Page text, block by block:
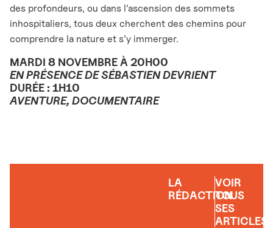
des profondeurs, ou dans l’ascension des sommets
inhospitaliers, tous deux cherchent des chemins pour
comprendre la nature et s’y immerger.
MARDI 8 NOVEMBRE À 20H00
EN PRÉSENCE DE SÉBASTIEN DEVRIENT
DURÉE : 1H10
AVENTURE, DOCUMENTAIRE
LA
RÉDACTION
VOIR
TOUS
SES
ARTICLES